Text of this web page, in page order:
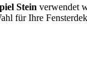
Stein verwendet
für Ihre